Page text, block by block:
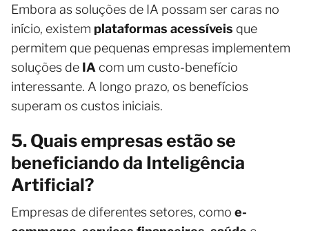
Embora as soluções de IA possam ser caras no
início, existem plataformas acessíveis que
permitem que pequenas empresas implementem
soluções de IA com um custo-benefício
interessante. A longo prazo, os benefícios
superam os custos iniciais.
5. Quais empresas estão se
beneficiando da Inteligência
Artificial?
Empresas de diferentes setores, como e-